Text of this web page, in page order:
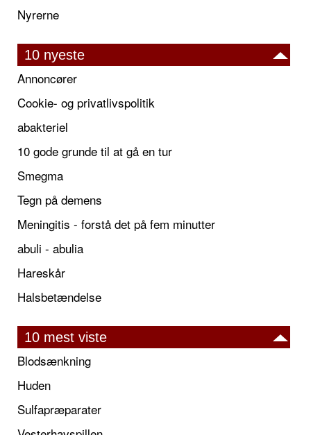
Nyrerne
10 nyeste
Annoncører
Cookie- og privatlivspolitik
abakteriel
10 gode grunde til at gå en tur
Smegma
Tegn på demens
Meningitis - forstå det på fem minutter
abuli - abulia
Hareskår
Halsbetændelse
10 mest viste
Blodsænkning
Huden
Sulfapræparater